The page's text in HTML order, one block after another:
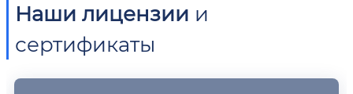
Наши лицензии и
сертификаты